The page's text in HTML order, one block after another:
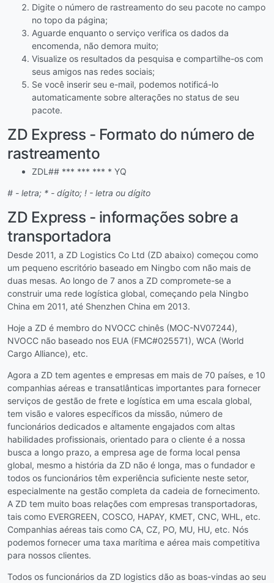
Digite o número de rastreamento do seu pacote no campo
no topo da página;
Aguarde enquanto o serviço verifica os dados da
encomenda, não demora muito;
Visualize os resultados da pesquisa e compartilhe-os com
seus amigos nas redes sociais;
Se você inserir seu e-mail, podemos notificá-lo
automaticamente sobre alterações no status de seu
pacote.
ZD Express - Formato do número de
rastreamento
ZDL## *** *** *** * YQ
# - letra; * - dígito; ! - letra ou dígito
ZD Express - informações sobre a
transportadora
Desde 2011, a ZD Logistics Co Ltd (ZD abaixo) começou como
um pequeno escritório baseado em Ningbo com não mais de
duas mesas. Ao longo de 7 anos a ZD compromete-se a
construir uma rede logística global, começando pela Ningbo
China em 2011, até Shenzhen China em 2013.
Hoje a ZD é membro do NVOCC chinês (MOC-NV07244),
NVOCC não baseado nos EUA (FMC#025571), WCA (World
Cargo Alliance), etc.
Agora a ZD tem agentes e empresas em mais de 70 países, e 10
companhias aéreas e transatlânticas importantes para fornecer
serviços de gestão de frete e logística em uma escala global,
tem visão e valores específicos da missão, número de
funcionários dedicados e altamente engajados com altas
habilidades profissionais, orientado para o cliente é a nossa
busca a longo prazo, a empresa age de forma local pensa
global, mesmo a história da ZD não é longa, mas o fundador e
todos os funcionários têm experiência suficiente neste setor,
especialmente na gestão completa da cadeia de fornecimento.
A ZD tem muito boas relações com empresas transportadoras,
tais como EVERGREEN, COSCO, HAPAY, KMET, CNC, WHL, etc.
Companhias aéreas tais como CA, CZ, PO, MU, HU, etc. Nós
podemos fornecer uma taxa marítima e aérea mais competitiva
para nossos clientes.
Todos os funcionários da ZD logistics dão as boas-vindas ao seu